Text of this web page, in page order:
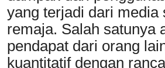
yang terjadi dari media
remaja. Salah satunya
pendapat dari orang
kuantitatif dengan